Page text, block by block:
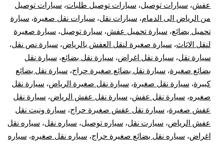
عفش، سيارات توصيل، سيارات توصيل طلبات، سيارات توصيل
من الرياض الى الدمام، سيارات نقل، سيارات نقل صغيرة، سيارة
تحميل بضائع، سيارة تحميل عفش، سيارة توصيل، سيارة صغيرة
لنقل الاثاث، سيارة صغيرة لنقل العفش بالرياض، سيارة نص نقل،
سيارة نقل، سيارة نقل اغراض، سيارة نقل بضائع، سيارة نقل
بضائع صغيرة، سيارة نقل بضائع صغيرة حراج، سيارة نقل بضائع
كبيرة، سيارة نقل صغيرة، سيارة نقل صغيرة الرياض، سيارة نقل
صغيره، سيارة نقل عفش، سيارة نقل عفش الرياض، سيارة نقل
عفش صغيرة، سيارة نقل عفش صغيرة حراج، سيارة ونيت نقل
عفش الرياض، سيارت نقل، سياره توصيل، سياره نقل، سياره نقل
اغراض، سياره نقل بضائع صغيرة حراج، سياره نقل صغيره، سياره